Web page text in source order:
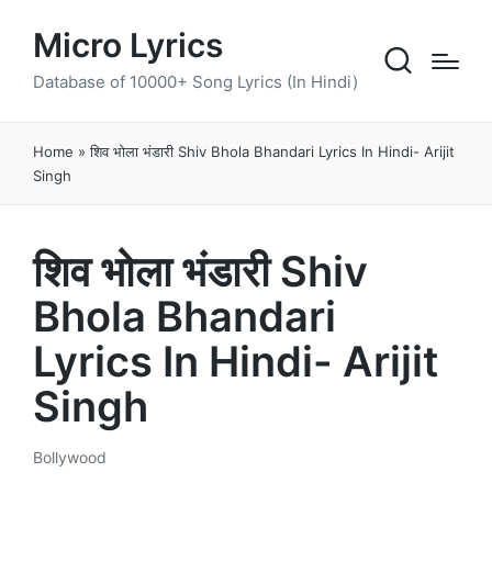
Micro Lyrics
Database of 10000+ Song Lyrics (In Hindi)
Home »शिव भोला भंडारी Shiv Bhola Bhandari Lyrics In Hindi- Arijit
Singh
शिव भोला भंडारी Shiv
Bhola Bhandari
Lyrics In Hindi- Arijit
Singh
Posted
Bollywood